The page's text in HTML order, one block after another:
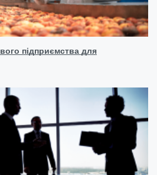
підприємства для